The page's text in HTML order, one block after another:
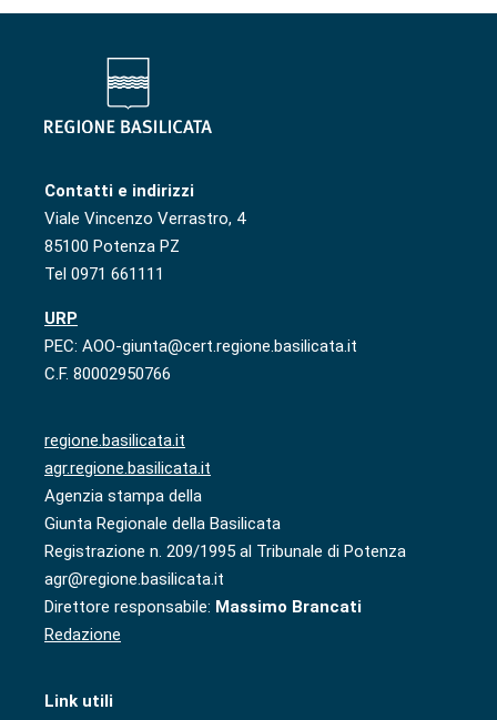
Contatti e indirizzi
Viale Vincenzo Verrastro, 4
85100 Potenza PZ
Tel 0971 661111
URP
PEC: AOO-giunta@cert.regione.basilicata.it
C.F. 80002950766
regione.basilicata.it
agr.regione.basilicata.it
Agenzia stampa della
Giunta Regionale della Basilicata
Registrazione n. 209/1995 al Tribunale di Potenza
agr@regione.basilicata.it
Direttore responsabile: Massimo Brancati
Redazione
Link utili